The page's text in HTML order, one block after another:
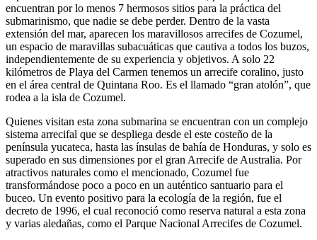
encuentran por lo menos 7 hermosos sitios para la práctica del
submarinismo, que nadie se debe perder. Dentro de la vasta
extensión del mar, aparecen los maravillosos arrecifes de Cozumel,
un espacio de maravillas subacuáticas que cautiva a todos los buzos,
independientemente de su experiencia y objetivos. A solo 22
kilómetros de Playa del Carmen tenemos un arrecife coralino, justo
en el área central de Quintana Roo. Es el llamado “gran atolón”, que
rodea a la isla de Cozumel.
Quienes visitan esta zona submarina se encuentran con un complejo
sistema arrecifal que se despliega desde el este costeño de la
península yucateca, hasta las ínsulas de bahía de Honduras, y solo es
superado en sus dimensiones por el gran Arrecife de Australia. Por
atractivos naturales como el mencionado, Cozumel fue
transformándose poco a poco en un auténtico santuario para el
buceo. Un evento positivo para la ecología de la región, fue el
decreto de 1996, el cual reconoció como reserva natural a esta zona
y varias aledañas, como el Parque Nacional Arrecifes de Cozumel.